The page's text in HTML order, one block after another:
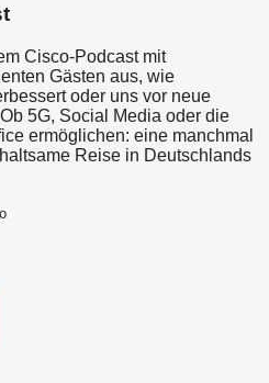
Cisco-Podcast mit
Gästen aus, wie
oder uns vor neue
5G, Social Media oder die
ermöglichen: eine manchmal
Reise in Deutschlands